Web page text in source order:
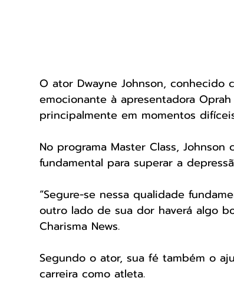
O ator Dwayne Johnson, conhecido
emocionante à apresentadora
principalmente em momentos
No programa Master Class,
fundamental para superar a
“Segure-se nessa qualidade
outro lado de sua dor haverá algo
Charisma News.
Segundo o ator, sua fé também o
carreira como atleta.